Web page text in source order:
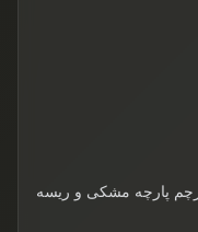
پارچه مشکی و ریسه